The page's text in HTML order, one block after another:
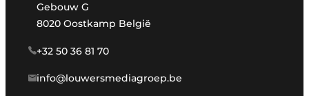
Gebouw G
8020 Oostkamp België
+32 50 36 81 70
info@louwersmediagroep.be